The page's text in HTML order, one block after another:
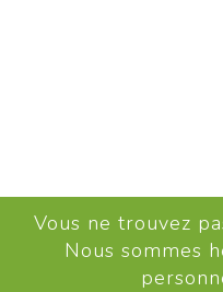
Vous ne trouvez
Nous sommes